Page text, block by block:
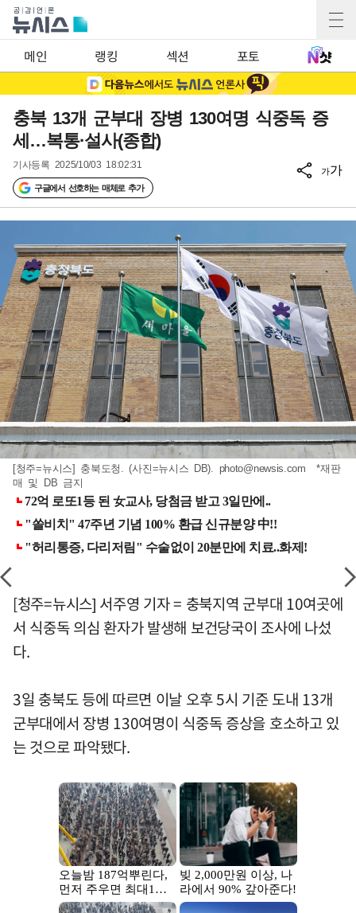
메인 랭킹 섹션 포토
충북 13개 군부대 장병 130여명 식중독 증
세…복통·설사(종합)
기사등록 2025/10/03 18:02:31
구글에서 선호하는 매체로 추가
가가
[청주=뉴시스] 충북도청. (사진=뉴시스 DB). photo@newsis.com *재판
매 및 DB 금지
[청주=뉴시스] 서주영 기자 = 충북지역 군부대 10여곳에
서 식중독 의심 환자가 발생해 보건당국이 조사에 나섰
다.
3일 충북도 등에 따르면 이날 오후 5시 기준 도내 13개
군부대에서 장병 130여명이 식중독 증상을 호소하고 있
는 것으로 파악됐다.